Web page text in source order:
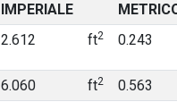
IMPERIALE
2.612 ft2 0.243
6.060 ft2 0.563